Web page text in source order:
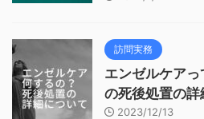
訪問実務
エンゼルケア
の死後処置の詳
2023/12/13